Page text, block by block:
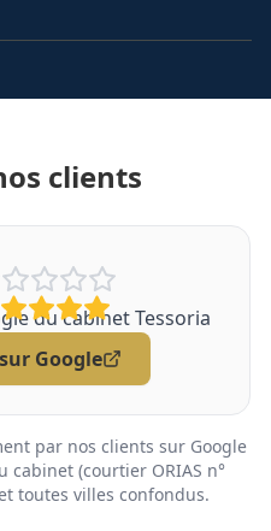
clients
du cabinet Tessoria
Google
par nos clients sur Google
(courtier ORIAS n°
toutes villes confondus.